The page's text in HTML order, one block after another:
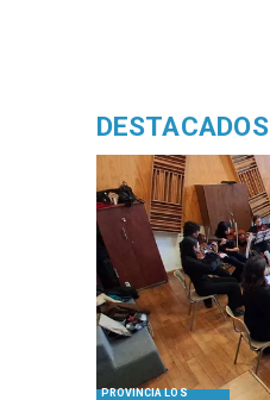
PROVINCIA LOS
DESTACADOS